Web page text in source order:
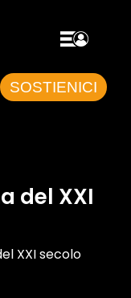
SOSTIENICI
del XXI
XXI secolo